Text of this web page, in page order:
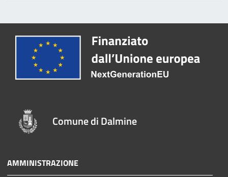
Comune di Dalmine
AMMINISTRAZIONE